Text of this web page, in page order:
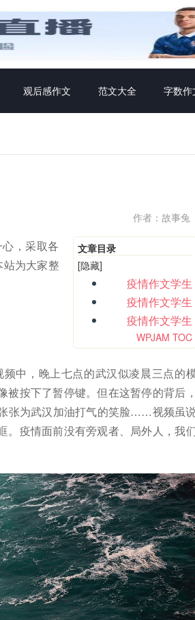
观后感作文 范文大全 字数作
作者：故事兔
文章目录
[隐藏]
疫情作文学生
疫情作文学生
疫情作文学生
WPJAM TOC
，采取各
站为大家整
中，晚上七点的武汉似凌晨三点的
按下了暂停键。但在这暂停的背后，
张为武汉加油打气的笑脸……视频虽
。疫情面前没有旁观者、局外人，我